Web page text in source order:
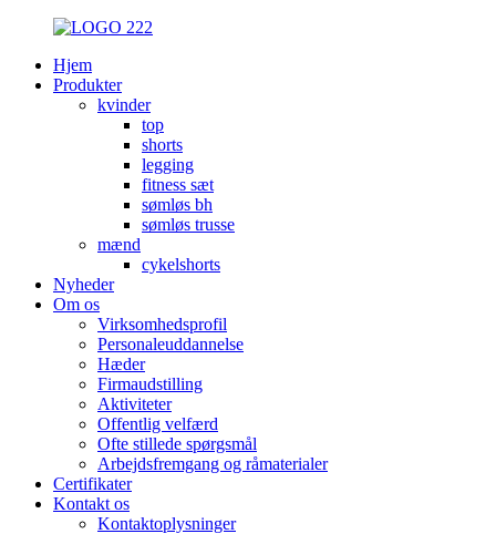
Hjem
Produkter
kvinder
top
shorts
legging
fitness sæt
sømløs bh
sømløs trusse
mænd
cykelshorts
Nyheder
Om os
Virksomhedsprofil
Personaleuddannelse
Hæder
Firmaudstilling
Aktiviteter
Offentlig velfærd
Ofte stillede spørgsmål
Arbejdsfremgang og råmaterialer
Certifikater
Kontakt os
Kontaktoplysninger